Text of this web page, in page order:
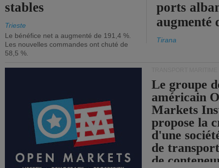
stables
Trieste
Le bénéfice net a augmenté de 191,4 %.
Les nouvelles commandes ont chuté de
58,5 %.
ports
augmenté
Tirana
Le groupe
américain
Markets
propose la
d'une
de
de